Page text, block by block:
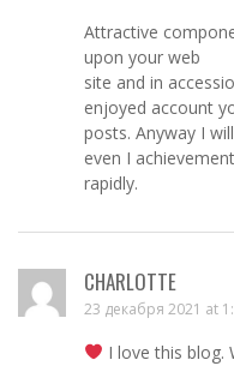
Attractive
upon your web
site and in
enjoyed account
posts. Anyway I
even I
rapidly.
CHARLOTTE
23 декабря 2021 at
I love this blog.